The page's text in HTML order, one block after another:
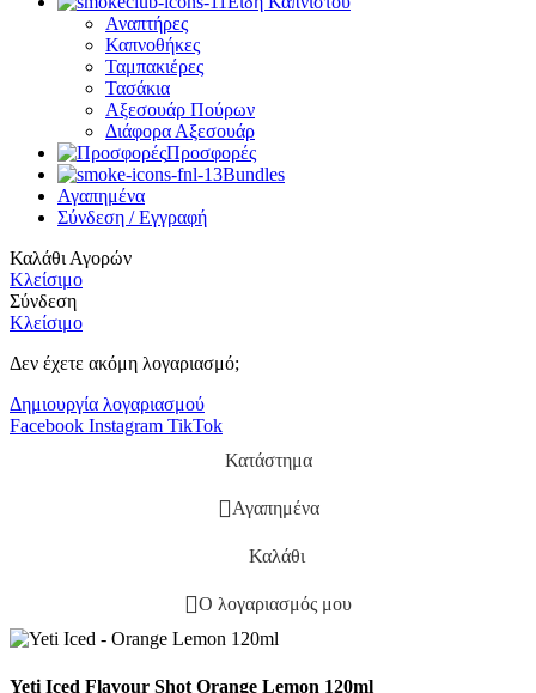
Αναπτήρες
Καπνοθήκες
Ταμπακιέρες
Τασάκια
Αξεσουάρ Πούρων
Διάφορα Αξεσουάρ
Προσφορές
Bundles
Αγαπημένα
Σύνδεση / Εγγραφή
Καλάθι Αγορών
Κλείσιμο
Σύνδεση
Κλείσιμο
Δεν έχετε ακόμη λογαριασμό;
Δημιουργία λογαριασμού
Facebook Instagram TikTok
Κατάστημα
Αγαπημένα
Καλάθι
Ο λογαριασμός μου
Yeti Iced Flavour Shot Orange Lemon 120ml